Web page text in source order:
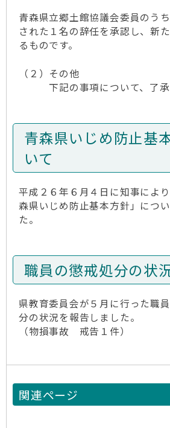
青森県立郷土館協議会委員のう
された１名の辞任を承認し、新
るものです。
（２）その他
下記の事項について、了承
青森県いじめ防止基
いて
平成２６年６月４日に知事によ
森県いじめ防止基本方針」につ
た。
職員の懲戒処分の状
県教育委員会が５月に行った職
分の状況を報告しました。
（物損事故 戒告１件）
関連ページ